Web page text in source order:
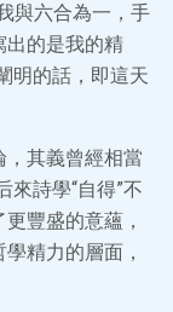
與六合為一，手
出的是我的精
明的話，即這天
，其義曾經相當
來詩學“自得”不
豐盛的意蘊，
精力的層面，